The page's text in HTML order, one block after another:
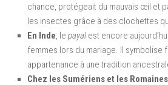
chance, protégeait du mauvais œil et
les insectes grâce à des clochettes
En Inde, le payal est encore
femmes lors du mariage. Il symbolise
appartenance à une tradition
Chez les Sumériens et les Romaines